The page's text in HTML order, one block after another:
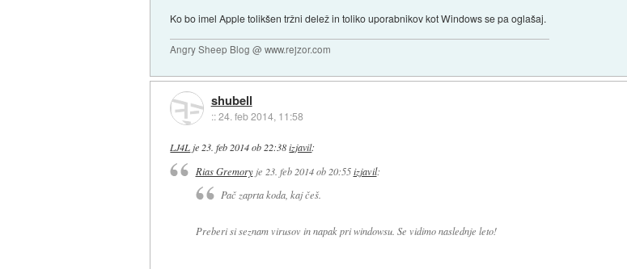
Ko bo imel Apple tolikšen tržni delež in toliko uporabnikov kot Windows se pa oglašaj.
Angry Sheep Blog @ www.rejzor.com
shubell
::24. feb 2014, 11:58
LJ4L je 23. feb 2014 ob 22:38 izjavil:
Rias Gremoryje 23. feb 2014 ob 20:55 izjavil:
Pač zaprta koda, kaj češ.
Preberi si seznam virusov in napak pri windowsu. Se vidimo naslednje leto!